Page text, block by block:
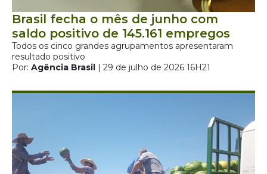
Brasil fecha o mês de junho com
saldo positivo de 145.161 empregos
Todos os cinco grandes agrupamentos apresentaram
resultado positivo
Por: Agência Brasil | 29 de julho de 2026 16H21